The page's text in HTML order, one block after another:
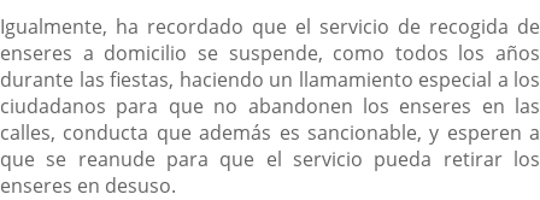
Igualmente, ha recordado que el servicio de recogida de
enseres a domicilio se suspende, como todos los años
durante las fiestas, haciendo un llamamiento especial a los
ciudadanos para que no abandonen los enseres en las
calles, conducta que además es sancionable, y esperen a
que se reanude para que el servicio pueda retirar los
enseres en desuso.